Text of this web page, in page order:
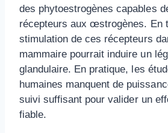
des phytoestrogènes capables
récepteurs aux œstrogènes. En
stimulation de ces récepteurs
mammaire pourrait induire un
glandulaire. En pratique, les
humaines manquent de
suivi suffisant pour valider un
fiable.